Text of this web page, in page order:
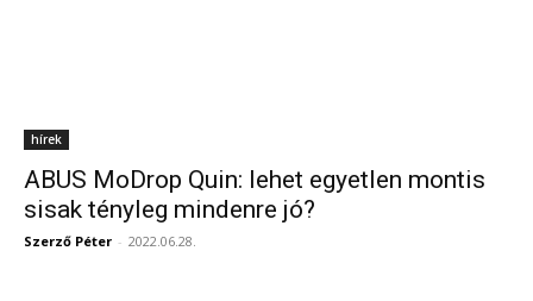
hírek
ABUS MoDrop Quin: lehet egyetlen montis
sisak tényleg mindenre jó?
Szerző Péter - 2022.06.28.